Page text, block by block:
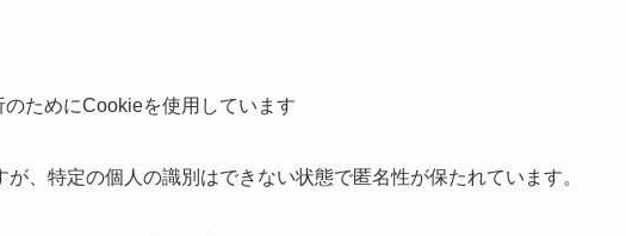
ためにCookieを使用しています
、特定の個人の識別はできない状態で匿名性が保たれています。